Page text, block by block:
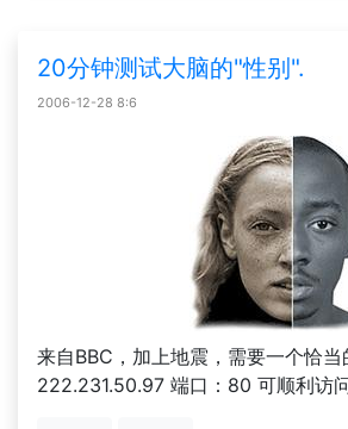
20分钟测试大脑的"性别".
2006-12-28 8:6
来自BBC，加上地震，需要一个恰当
222.231.50.97 端口：80 可顺利访